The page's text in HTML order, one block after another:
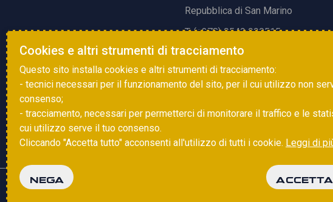
Repubblica di San Marino
T. (+378) 0549 990515
E.info@fsgc.sm
Copyright © 2025 FSGC. Tutti i diritti riservati
Cookies e altri strumenti di tracciamento
Questo sito installa cookies e altri strumenti di tracciamento:
- tecnici necessari per il funzionamento del sito, per il cui utilizzo non
consenso;
- tracciamento, necessari per permetterci di monitorare il traffico e le
cui utilizzo serve il tuo consenso.
Cliccando "Accetta tutto" acconsenti all'utilizzo di tutti i cookie. Leggi di
NEGA